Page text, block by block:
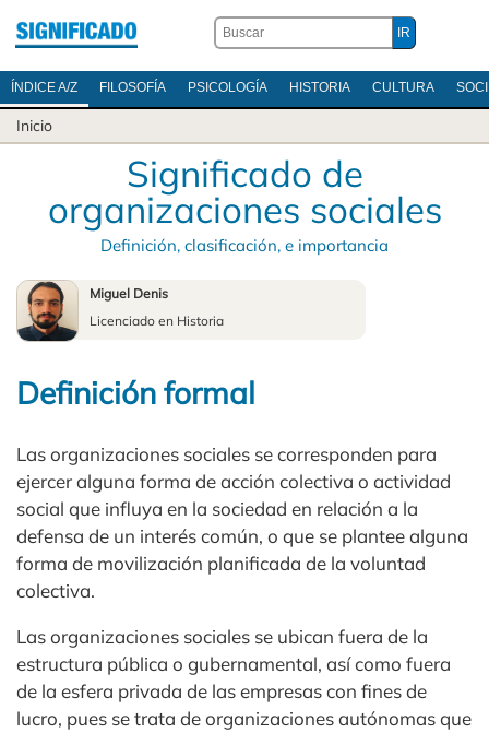
ÍNDICE A/Z FILOSOFÍA PSICOLOGÍA HISTORIA CULTURA
Inicio
Significado de
organizaciones sociales
Definición, clasificación, e importancia
Miguel Denis
Licenciado en Historia
Definición formal
Las organizaciones sociales se corresponden para
ejercer alguna forma de acción colectiva o actividad
social que influya en la sociedad en relación a la
defensa de un interés común, o que se plantee alguna
forma de movilización planificada de la voluntad
colectiva.
Las organizaciones sociales se ubican fuera de la
estructura pública o gubernamental, así como fuera
de la esfera privada de las empresas con fines de
lucro, pues se trata de organizaciones autónomas que